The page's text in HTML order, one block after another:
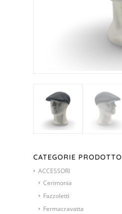
CATEGORIE PRODOTTO
ACCESSORI
Cerimonia
Fazzoletti
Fermacravatta